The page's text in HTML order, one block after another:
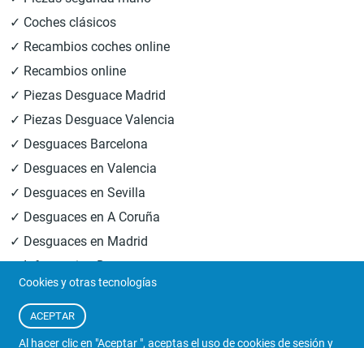
✓ Coches clásicos
✓ Recambios coches online
✓ Recambios online
✓ Piezas Desguace Madrid
✓ Piezas Desguace Valencia
✓ Desguaces Barcelona
✓ Desguaces en Valencia
✓ Desguaces en Sevilla
✓ Desguaces en A Coruña
✓ Desguaces en Madrid
✓ Informacion Desguaces
© 2026Central Desguaces Europiezas
reservados.
Cookies y otras tecnologías
ACEPTAR
Al hacer clic en "Aceptar ", aceptas el uso decookies de sesión y